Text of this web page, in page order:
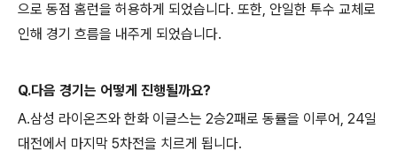
으로 동점 홈런을 허용하게 되었습니다. 또한, 안일한 투수 교체로
인해 경기 흐름을 내주게 되었습니다.
Q.다음 경기는 어떻게 진행될까요?
A.삼성 라이온즈와 한화 이글스는 2승2패로 동률을 이루어, 24일
대전에서 마지막 5차전을 치르게 됩니다.